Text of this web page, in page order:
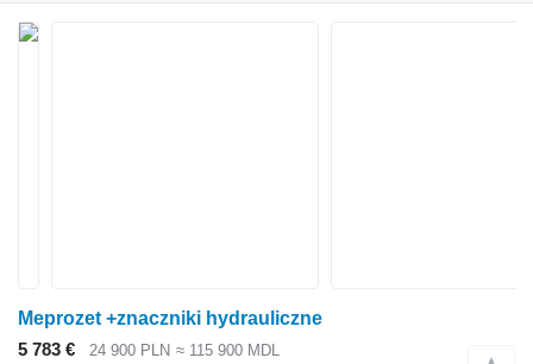
Meprozet +znaczniki hydrauliczne
5 783 €
24 900 PLN ≈ 115 900 MDL